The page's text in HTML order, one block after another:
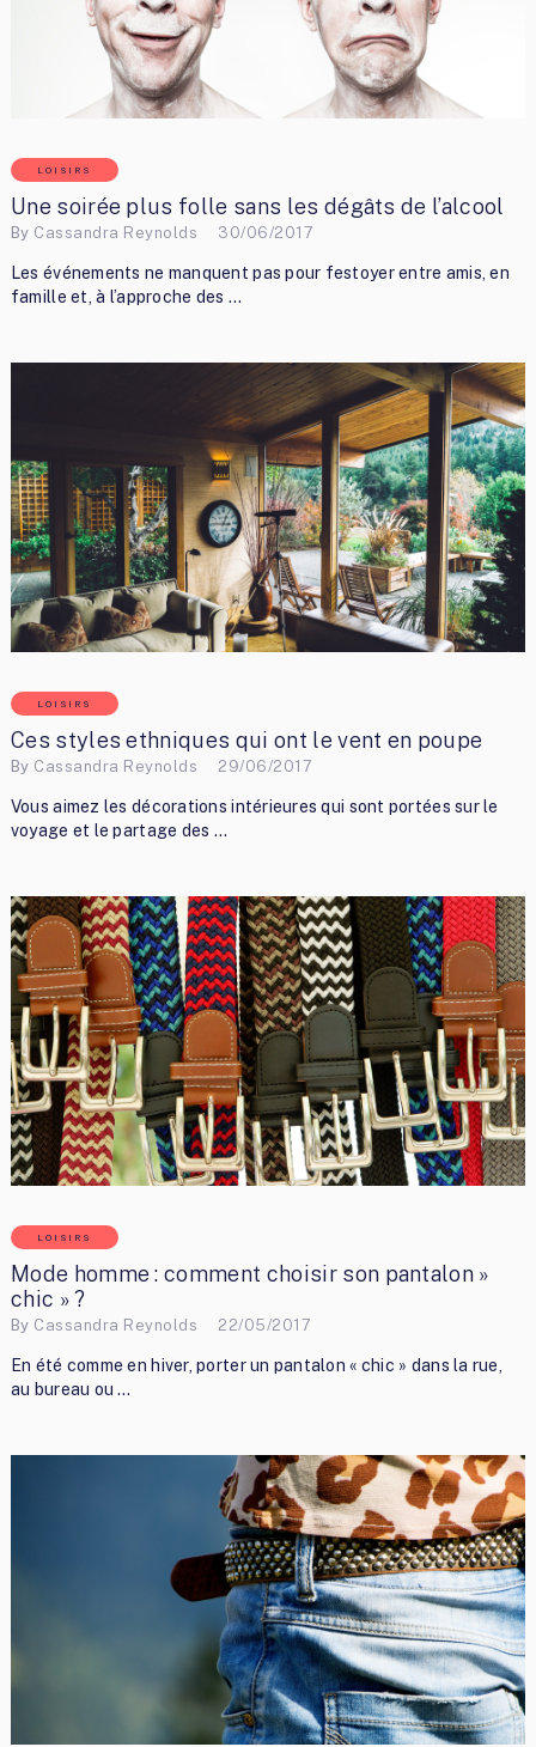
LOISIRS
Une soirée plus folle sans les dégâts de l’alcool
By Cassandra Reynolds 30/06/2017
Les événements ne manquent pas pour festoyer entre amis, en
famille et, à l’approche des …
LOISIRS
Ces styles ethniques qui ont le vent en poupe
By Cassandra Reynolds 29/06/2017
Vous aimez les décorations intérieures qui sont portées sur le
voyage et le partage des …
LOISIRS
Mode homme : comment choisir son pantalon »
chic » ?
By Cassandra Reynolds 22/05/2017
En été comme en hiver, porter un pantalon « chic » dans la rue,
au bureau ou …